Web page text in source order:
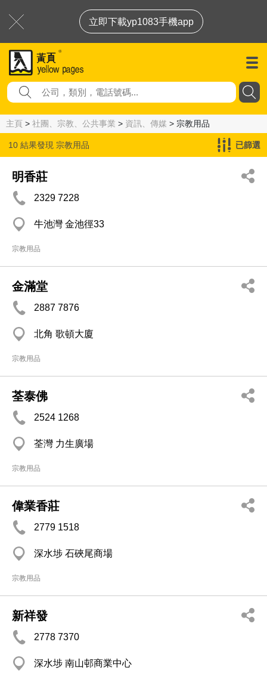
立即下載yp1083手機app
主頁 > 社團、宗教、公共事業 > 資訊、傳媒 > 宗教用品
10 結果發現 宗教用品 已篩選
明香莊
2329 7228
牛池灣 金池徑33
宗教用品
金滿堂
2887 7876
北角 歌頓大廈
宗教用品
荃泰佛
2524 1268
荃灣 力生廣場
宗教用品
偉業香莊
2779 1518
深水埗 石硤尾商場
宗教用品
新祥發
2778 7370
深水埗 南山邨商業中心